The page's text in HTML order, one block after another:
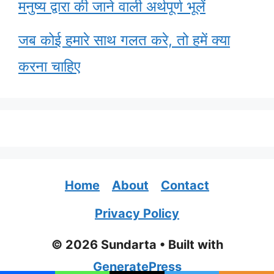
मनुष्य द्वारा की जाने वाली अर्थपूर्ण भूलें
जब कोई हमारे साथ गलत करे, तो हमें क्या
करना चाहिए
Home About
Contact
Privacy Policy
© 2026 Sundarta • Built with
GeneratePress